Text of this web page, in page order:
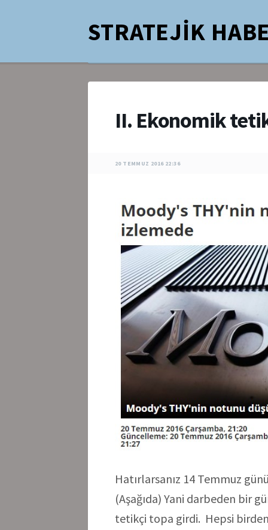
STRATEJİK
II. Ekonomik
20 TEMMUZ 2016 22:36
Hatırlarsanız 14 Temmuz
(Aşağıda) Yani darbeden bir
tetikçi topa girdi. Hepsi